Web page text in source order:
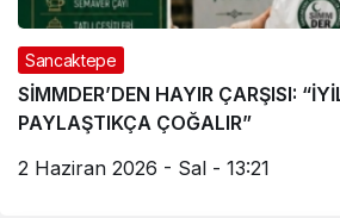
Sancaktepe
SİMMDER’DEN HAYIR ÇARŞISI:
PAYLAŞTIKÇA ÇOĞALIR”
2 Haziran 2026 - Sal - 13:21